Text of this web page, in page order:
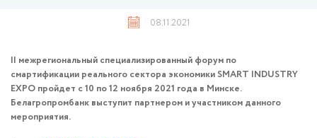
08.11.2021
II межрегиональный специализированный форум по
смартификации реального сектора экономики SMART INDUSTRY
EXPO пройдет с 10 по 12 ноября 2021 года в Минске.
Белагропромбанк выступит партнером и участником данного
мероприятия.